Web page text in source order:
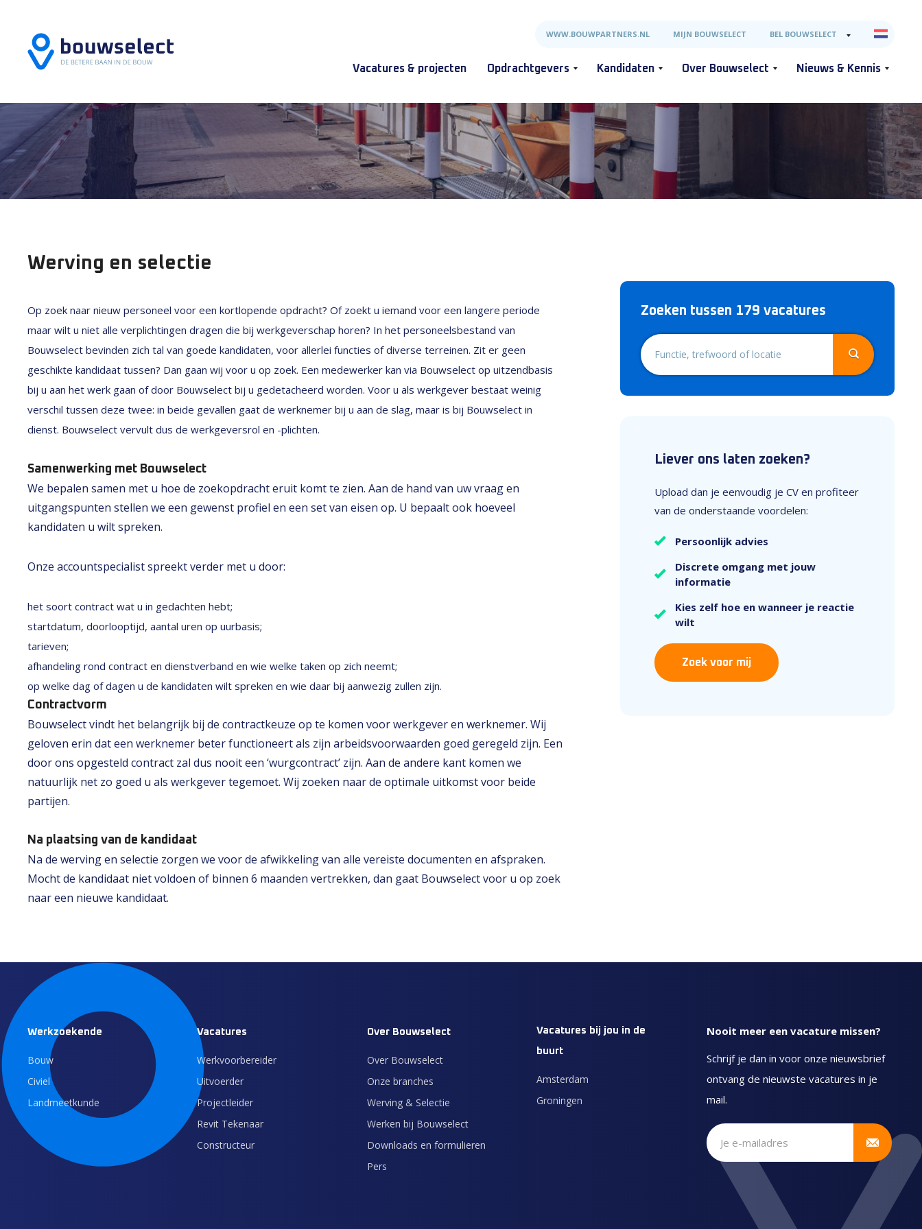
WWW.BOUWPARTNERS.NL MIJN BOUWSELECT BEL BOUWSELECT
Vacatures & projecten Opdrachtgevers Kandidaten Over Bouwselect Nieuws & Kennis
Werving en selectie
Op zoek naar nieuw personeel voor een kortlopende opdracht? Of zoekt u iemand voor een langere periode
maar wilt u niet alle verplichtingen dragen die bij werkgeverschap horen? In het personeelsbestand van
Bouwselect bevinden zich tal van goede kandidaten, voor allerlei functies of diverse terreinen. Zit er geen
geschikte kandidaat tussen? Dan gaan wij voor u op zoek. Een medewerker kan via Bouwselect op uitzendbasis
bij u aan het werk gaan of door Bouwselect bij u gedetacheerd worden. Voor u als werkgever bestaat weinig
verschil tussen deze twee: in beide gevallen gaat de werknemer bij u aan de slag, maar is bij Bouwselect in
dienst. Bouwselect vervult dus de werkgeversrol en -plichten.
Samenwerking met Bouwselect
We bepalen samen met u hoe de zoekopdracht eruit komt te zien. Aan de hand van uw vraag en
uitgangspunten stellen we een gewenst profiel en een set van eisen op. U bepaalt ook hoeveel
kandidaten u wilt spreken.
Onze accountspecialist spreekt verder met u door:
het soort contract wat u in gedachten hebt;
startdatum, doorlooptijd, aantal uren op uurbasis;
tarieven;
afhandeling rond contract en dienstverband en wie welke taken op zich neemt;
op welke dag of dagen u de kandidaten wilt spreken en wie daar bij aanwezig zullen zijn.
Contractvorm
Bouwselect vindt het belangrijk bij de contractkeuze op te komen voor werkgever en werknemer. Wij
geloven erin dat een werknemer beter functioneert als zijn arbeidsvoorwaarden goed geregeld zijn. Een
door ons opgesteld contract zal dus nooit een ‘wurgcontract’ zijn. Aan de andere kant komen we
natuurlijk net zo goed u als werkgever tegemoet. Wij zoeken naar de optimale uitkomst voor beide
partijen.
Na plaatsing van de kandidaat
Na de werving en selectie zorgen we voor de afwikkeling van alle vereiste documenten en afspraken.
Mocht de kandidaat niet voldoen of binnen 6 maanden vertrekken, dan gaat Bouwselect voor u op zoek
naar een nieuwe kandidaat.
Zoeken tussen 179 vacatures
Liever ons laten zoeken?
Upload dan je eenvoudig je CV en profiteer
van de onderstaande voordelen:
Persoonlijk advies
Discrete omgang met jouw
informatie
Kies zelf hoe en wanneer je reactie
wilt
Zoek voor mij
Werkzoekende
Bouw
Civiel
Landmeetkunde
Vacatures
Werkvoorbereider
Uitvoerder
Projectleider
Revit Tekenaar
Constructeur
Over Bouwselect
Over Bouwselect
Onze branches
Werving & Selectie
Werken bij Bouwselect
Downloads en formulieren
Pers
Vacatures bij jou in de
buurt
Amsterdam
Groningen
Nooit meer een vacature missen?
Schrijf je dan in voor onze nieuwsbrief
ontvang de nieuwste vacatures in je
mail.
Schrijf je in voor onze
nieuwsbrief